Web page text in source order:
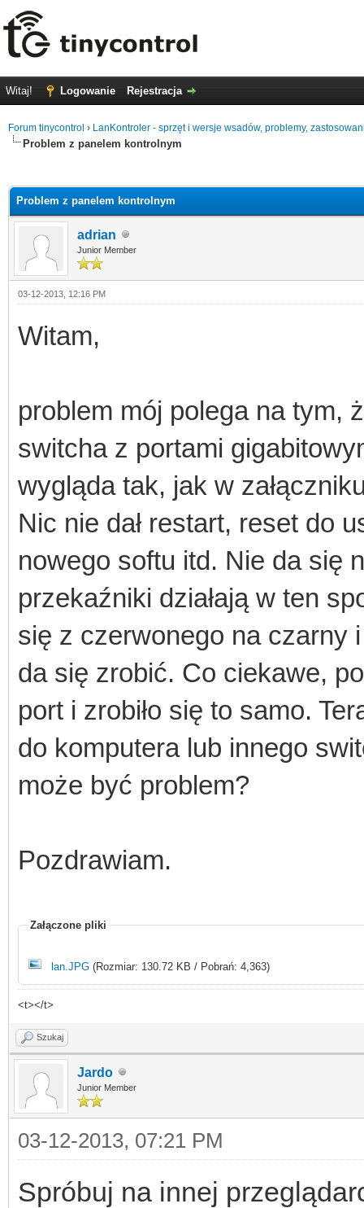
Witaj! Logowanie Rejestracja
Forum tinycontrol › LanKontroler - sprzęt i wersje wsadów, problemy,
Problem z panelem kontrolnym
Problem z panelem kontrolnym
adrian
Junior Member
03-12-2013, 12:16 PM
Witam,
problem mój polega na tym,
switcha z portami
wygląda tak, jak w
Nic nie dał restart, reset do
nowego softu itd. Nie da się
przekaźniki działają w ten
się z czerwonego na czarny
da się zrobić. Co ciekawe,
port i zrobiło się to samo.
do komputera lub innego
może być problem?
Pozdrawiam.
Załączone pliki
lan.JPG (Rozmiar: 130.72 KB / Pobrań: 4,363)
<t></t>
Szukaj
Jardo
Junior Member
03-12-2013, 07:21 PM
Spróbuj na innej